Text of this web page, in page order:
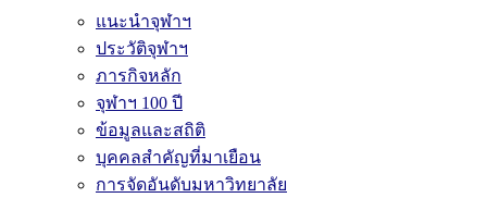
แนะนำจุฬาฯ
ประวัติจุฬาฯ
ภารกิจหลัก
จุฬาฯ 100 ปี
ข้อมูลและสถิติ
บุคคลสำคัญที่มาเยือน
การจัดอันดับมหาวิทยาลัย